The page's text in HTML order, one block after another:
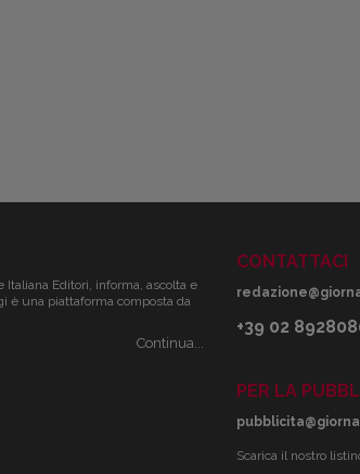
Italiana Editori, informa, ascolta e
è una piattaforma composta da
Continua...
CONTATTACI
+39 02
PER LA
Scarica il nostro